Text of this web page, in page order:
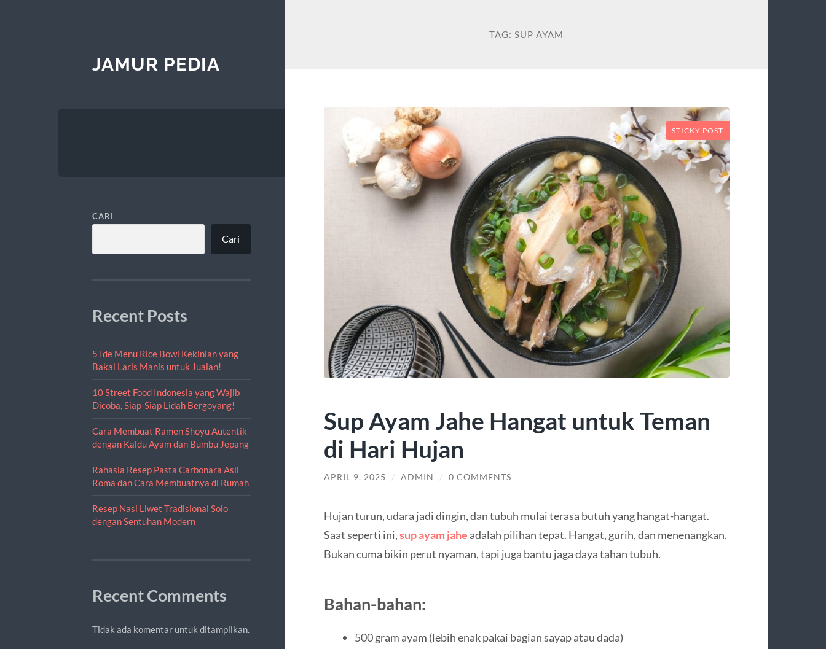
JAMUR PEDIA
CARI
Cari
Recent Posts
5 Ide Menu Rice Bowl Kekinian yang
Bakal Laris Manis untuk Jualan!
10 Street Food Indonesia yang Wajib
Dicoba, Siap-Siap Lidah Bergoyang!
Cara Membuat Ramen Shoyu Autentik
dengan Kaldu Ayam dan Bumbu Jepang
Rahasia Resep Pasta Carbonara Asli
Roma dan Cara Membuatnya di Rumah
Resep Nasi Liwet Tradisional Solo
dengan Sentuhan Modern
Recent Comments
Tidak ada komentar untuk ditampilkan.
TAG:SUP AYAM
STICKY POST
Sup Ayam Jahe Hangat untuk Teman
di Hari Hujan
APRIL 9, 2025 / ADMIN / 0 COMMENTS
Hujan turun, udara jadi dingin, dan tubuh mulai terasa butuh yang hangat-hangat.
Saat seperti ini,sup ayam jahe adalah pilihan tepat. Hangat, gurih, dan menenangkan.
Bukan cuma bikin perut nyaman, tapi juga bantu jaga daya tahan tubuh.
Bahan-bahan:
500 gram ayam (lebih enak pakai bagian sayap atau dada)